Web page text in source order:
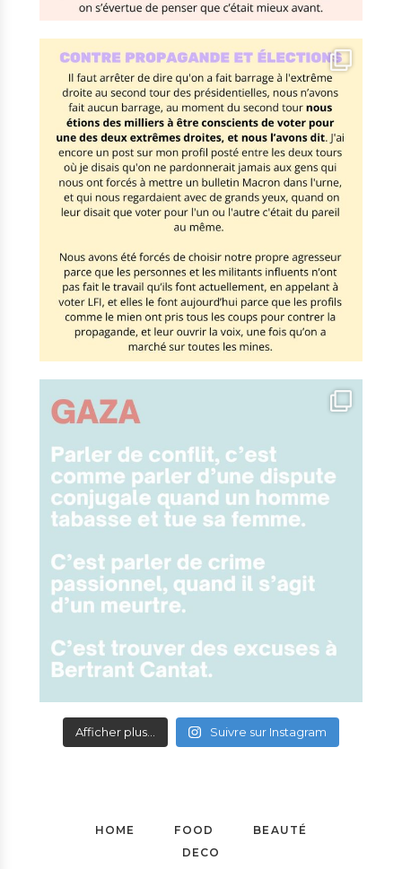
Afficher plus... Suivre sur Instagram
HOME FOOD
BEAUTÉ
DECO